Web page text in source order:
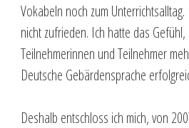
Vokabeln noch zum
nicht zufrieden. Ich hatte das
Teilnehmerinnen und Teilnehmer
Deutsche Gebärdensprache
Deshalb entschloss ich mich, von